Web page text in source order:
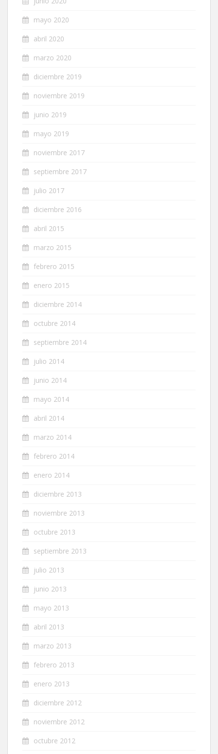
mayo 2020
abril 2020
marzo 2020
diciembre 2019
noviembre 2019
junio 2019
mayo 2019
noviembre 2017
septiembre 2017
julio 2017
diciembre 2016
abril 2015
marzo 2015
febrero 2015
enero 2015
diciembre 2014
octubre 2014
septiembre 2014
julio 2014
junio 2014
mayo 2014
abril 2014
marzo 2014
febrero 2014
enero 2014
diciembre 2013
noviembre 2013
octubre 2013
septiembre 2013
julio 2013
junio 2013
mayo 2013
abril 2013
marzo 2013
febrero 2013
enero 2013
diciembre 2012
noviembre 2012
octubre 2012